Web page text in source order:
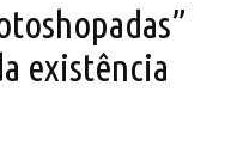
existência